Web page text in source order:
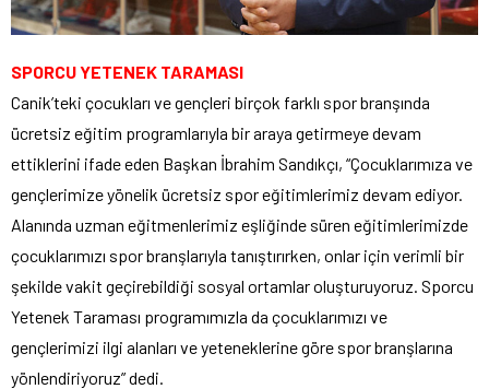
SPORCU YETENEK TARAMASI
Canik’teki çocukları ve gençleri birçok farklı spor branşında
ücretsiz eğitim programlarıyla bir araya getirmeye devam
ettiklerini ifade eden Başkan İbrahim Sandıkçı, “Çocuklarımıza ve
gençlerimize yönelik ücretsiz spor eğitimlerimiz devam ediyor.
Alanında uzman eğitmenlerimiz eşliğinde süren eğitimlerimizde
çocuklarımızı spor branşlarıyla tanıştırırken, onlar için verimli bir
şekilde vakit geçirebildiği sosyal ortamlar oluşturuyoruz. Sporcu
Yetenek Taraması programımızla da çocuklarımızı ve
gençlerimizi ilgi alanları ve yeteneklerine göre spor branşlarına
yönlendiriyoruz” dedi.